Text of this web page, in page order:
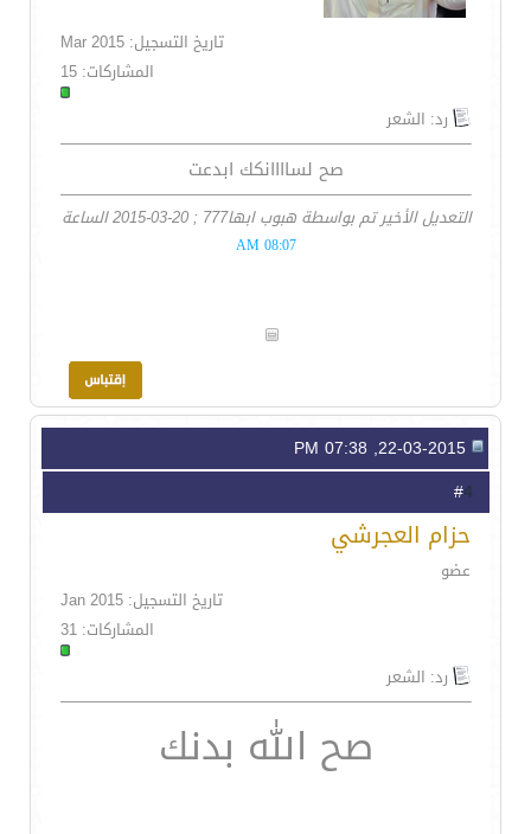
تاريخ التسجيل: Mar 2015
المشاركات: 15
رد: الشعر
صح لساااانكك ابدعت
التعديل الأخير تم بواسطة هبوب ابها777 ; 20-03-2015 الساعة
08:07 AM
4
حزام العجرشي
عضو
تاريخ التسجيل: Jan 2015
المشاركات: 31
رد: الشعر
صح الله بدنك